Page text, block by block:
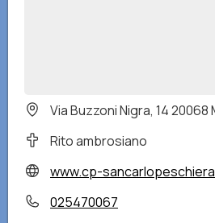
Via Buzzoni Nigra, 14 20068
Rito ambrosiano
www.cp-
025470067